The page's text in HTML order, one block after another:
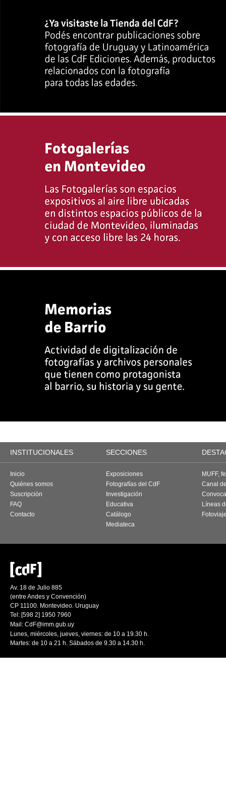
INSTITUCIONALES SECCIONES
Inicio
Quiénes somos
Suscripción
FAQ
Contacto
Exposiciones
Fotografías del CdF
Investigación
Educativa
Catálogo
Mediateca
MUFF,
Canal
Líneas
Av. 18 de Julio 885
(entre Andes y Convención)
CP 11100. Montevideo. Uruguay
Tel: [598 2] 1950 7960
Mail: CdF@imm.gub.uy
Lunes, miércoles, jueves, viernes: de 10 a 19.30 h.
Martes: de 10 a 21 h. Sábados de 9.30 a 14.30 h.